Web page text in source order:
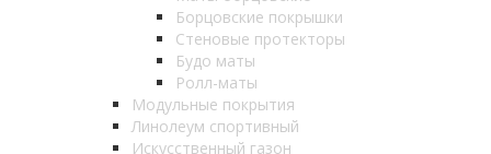
Борцовские покрышки
Стеновые протекторы
Будо маты
Ролл-маты
Модульные покрытия
Линолеум спортивный
Искусственный газон